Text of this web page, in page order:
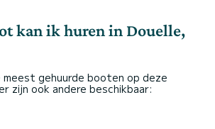
kan ik huren in Douelle,
meest gehuurde booten op deze
zijn ook andere beschikbaar: